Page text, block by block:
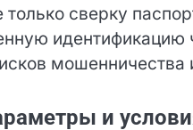
предоставить
только сверку
идентификацию